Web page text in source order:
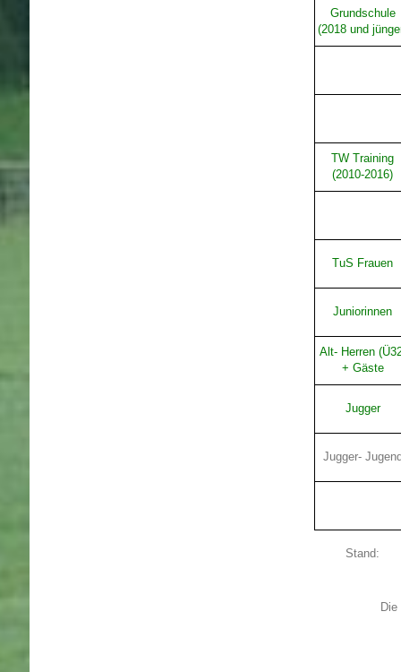
Grundschule
(2018 und
TW Training
(2010-2016)
TuS Frauen
Juniorinnen
Alt- Herren
+ Gäste
Jugger
Jugger-
Stand: